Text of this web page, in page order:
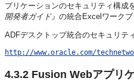
プリケーションのセキュリティ構成
開発者ガイド』 の統合Excelワーク
ADFデスクトップ統合のセキュリテ
http://www.oracle.com/
4.3.2 Fusion Webアプリ